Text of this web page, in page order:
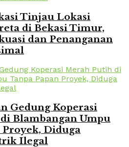
Tinjau Lokasi
di Bekasi Timur,
dan Penanganan
Gedung Koperasi
Blambangan Umpu
Proyek, Diduga
Ilegal